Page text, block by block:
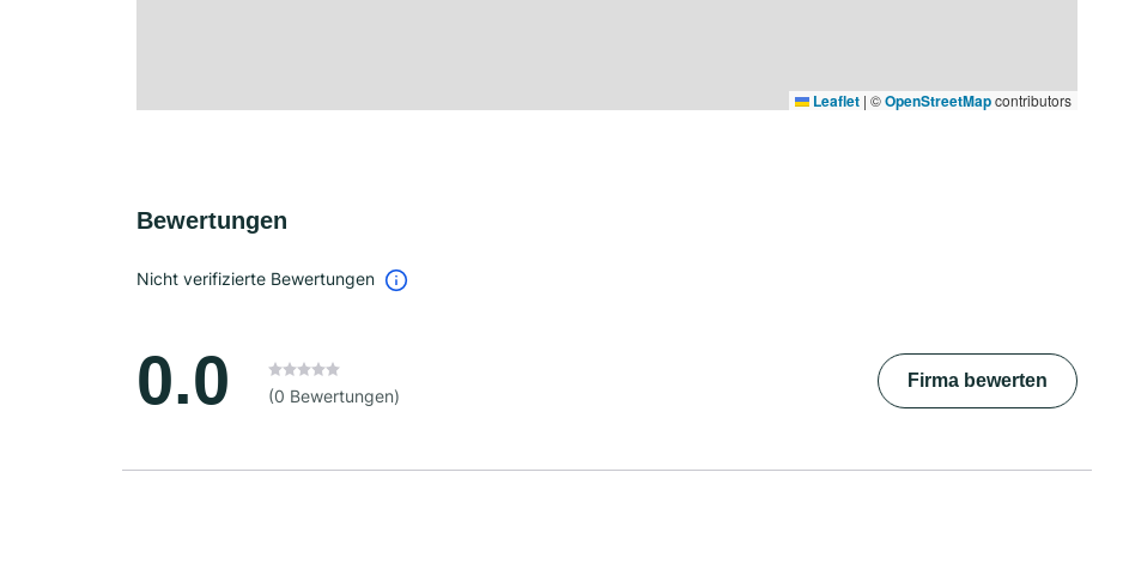
Leaflet | ©OpenStreetMapcontributors
Bewertungen
Nicht verifizierte Bewertungen
0.0 (0 Bewertungen)
Firma bewerten